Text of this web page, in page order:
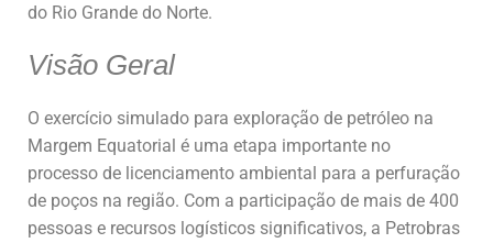
do Rio Grande do Norte.
Visão Geral
O exercício simulado para exploração de petróleo na
Margem Equatorial é uma etapa importante no
processo de licenciamento ambiental para a perfuração
de poços na região. Com a participação de mais de 400
pessoas e recursos logísticos significativos, a Petrobras